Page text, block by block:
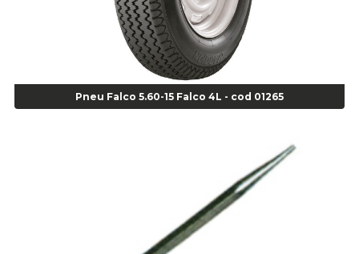
Agulha Escariadora/ Alargadora Caminhão - COD. 02342
Agulha Inserto Pneu s/ câmara - Caminhão - Cod 01909
Agulha Inserto Pneu s/ câmara - Moto - cod 02973
Agulha Inserto Pneus s/ câmara - Passeio - Cod 00163
Agulha para Aplicação Vipstem- Vipal - Cod 02558
Alicate Anéis Interno Reto 3.3/8 pol x 6.1/2 pol - cod 00977
Alicate Bico Reto para Anéis Internos - Cod 00892
Alicate Bico Reto Tipo Telefone - Cod 02911
Pneu Falco 5.60-15 Falco 4L - cod 01265